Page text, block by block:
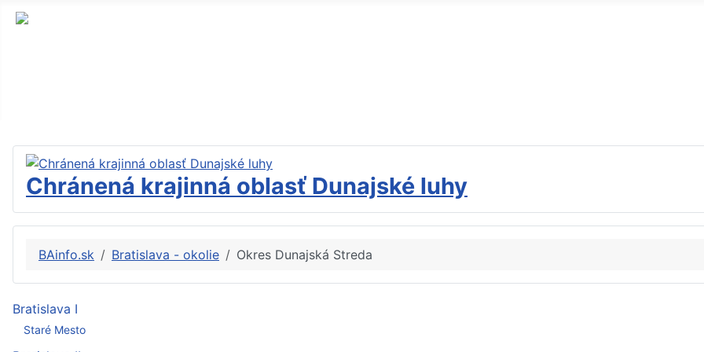
Chránená krajinná oblasť Dunajské luhy
BAinfo.sk Bratislava - okolie Okres Dunajská Streda
Bratislava I
Staré Mesto